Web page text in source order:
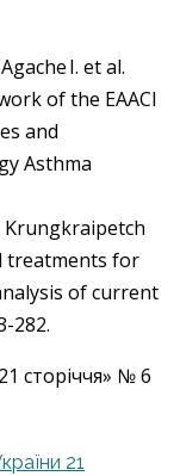
I. et al.
of the EAACI
and
Asthma
Krungkraipetch
treatments for
of current
282.
сторіччя» № 6
21